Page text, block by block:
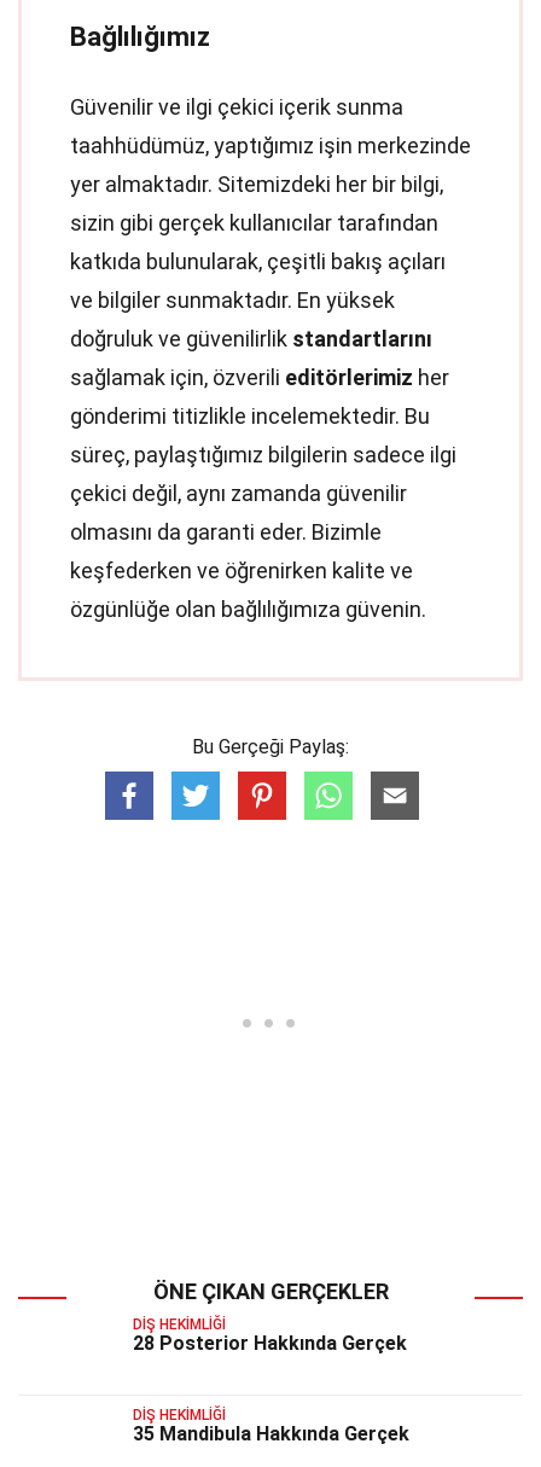
Bağlılığımız
Güvenilir ve ilgi çekici içerik sunma
taahhüdümüz, yaptığımız işin merkezinde
yer almaktadır. Sitemizdeki her bir bilgi,
sizin gibi gerçek kullanıcılar tarafından
katkıda bulunularak, çeşitli bakış açıları
ve bilgiler sunmaktadır. En yüksek
doğruluk ve güvenilirlik standartlarını
sağlamak için, özverili editörlerimiz her
gönderimi titizlikle incelemektedir. Bu
süreç, paylaştığımız bilgilerin sadece ilgi
çekici değil, aynı zamanda güvenilir
olmasını da garanti eder. Bizimle
keşfederken ve öğrenirken kalite ve
özgünlüğe olan bağlılığımıza güvenin.
Bu Gerçeği Paylaş:
ÖNE ÇIKAN GERÇEKLER
DIŞ HEKIMLIĞI
28 Posterior Hakkında Gerçek
DIŞ HEKIMLIĞI
35 Mandibula Hakkında Gerçek